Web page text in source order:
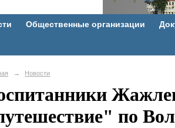
Общественные организации
→ Новости
по